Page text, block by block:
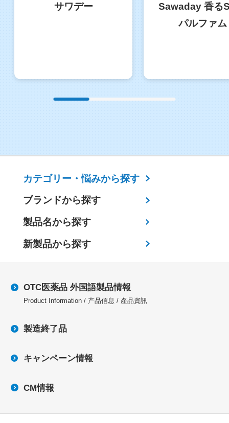
サワデー
Sawaday 香る
パルファム
カテゴリー・悩みから探す
ブランドから探す
製品名から探す
新製品から探す
OTC医薬品 外国語製品情報
Product Information / 产品信息 / 產品資訊
製造終了品
キャンペーン情報
CM情報